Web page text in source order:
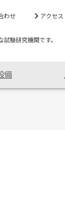
わせ アクセス
験研究機関です。
備